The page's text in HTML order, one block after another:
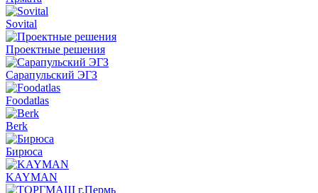
Sovital
Проектные решения
Сарапульский ЭГЗ
Foodatlas
Berk
Бирюса
KAYMAN